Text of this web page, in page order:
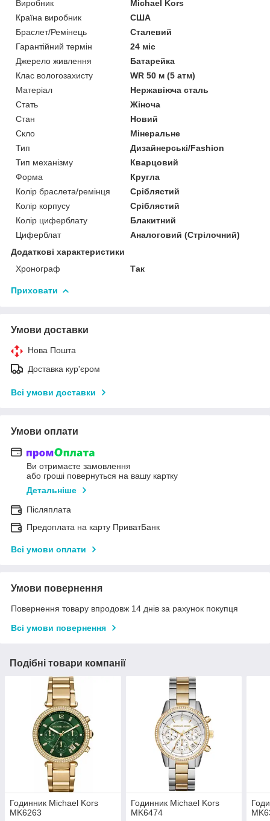
Виробник
Michael Kors
Країна виробник
США
Браслет/Ремінець
Сталевий
Гарантійний термін
24 міс
Джерело живлення
Батарейка
Клас вологозахисту
WR 50 м (5 атм)
Матеріал
Нержавіюча сталь
Стать
Жіноча
Стан
Новий
Скло
Мінеральне
Тип
Дизайнерські/Fashion
Тип механізму
Кварцовий
Форма
Кругла
Колір браслета/ремінця
Сріблястий
Колір корпусу
Сріблястий
Колір циферблату
Блакитний
Циферблат
Аналоговий (Стрілочний)
Додаткові характеристики
Хронограф
Так
Приховати
Умови доставки
Нова Пошта
Доставка кур'єром
Всі умови доставки
Умови оплати
Ви отримаєте замовлення
або гроші повернуться на вашу картку
Детальніше
Післяплата
Предоплата на карту ПриватБанк
Всі умови оплати
Умови повернення
Повернення товару впродовж 14 днів за рахунок покупця
Всі умови повернення
Подібні товари компанії
Годинник Michael Kors
MK6263
Годинник Michael Kors
MK6474